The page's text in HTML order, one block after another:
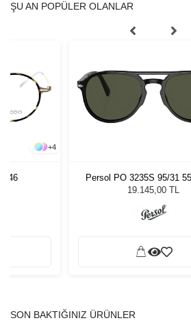
ŞU AN POPÜLER OLANLAR
+4
46
Persol PO 3235S 95/31 55
Güneş Gözlüğü
19.145,00 TL
SON BAKTIĞINIZ ÜRÜNLER